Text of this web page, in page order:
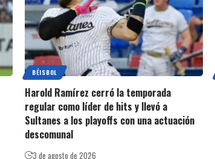
BÉISBOL
Harold Ramírez cerró la temporada
regular como líder de hits y llevó a
Sultanes a los playoffs con una actuación
descomunal
3 de agosto de 2026